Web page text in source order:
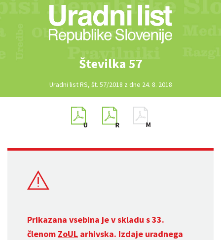
Številka 57
Uradni list RS, št. 57/2018 z dne 24. 8. 2018
Prikazana vsebina je v skladu s 33.
členom ZoUL arhivska. Izdaje uradnega